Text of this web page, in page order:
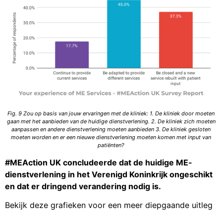
Fig. 9 Zou op basis van jouw ervaringen met de kliniek: 1. De kliniek door moeten
gaan met het aanbieden van de huidige dienstverlening. 2. De kliniek zich moeten
aanpassen en andere dienstverlening moeten aanbieden 3. De kliniek gesloten
moeten worden en er een nieuwe dienstverlening moeten komen met input van
patiënten?
#MEAction UK concludeerde dat de huidige ME-
dienstverlening in het Verenigd Koninkrijk ongeschikt
en dat er dringend verandering nodig is.
Bekijk deze grafieken voor een meer diepgaande uitleg